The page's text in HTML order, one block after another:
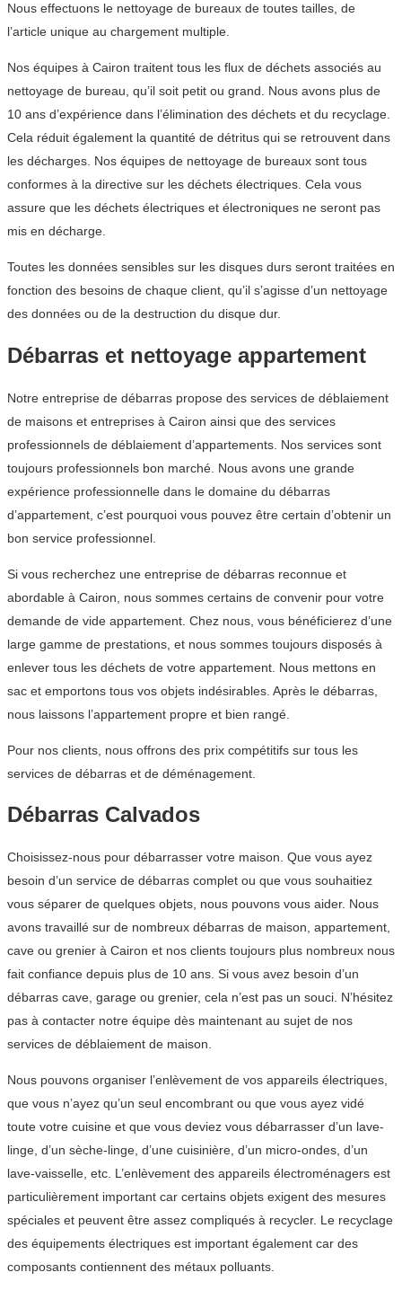
Nous effectuons le nettoyage de bureaux de toutes tailles, de
l’article unique au chargement multiple.
Nos équipes à Cairon traitent tous les flux de déchets associés au
nettoyage de bureau, qu’il soit petit ou grand. Nous avons plus de
10 ans d’expérience dans l’élimination des déchets et du recyclage.
Cela réduit également la quantité de détritus qui se retrouvent dans
les décharges. Nos équipes de nettoyage de bureaux sont tous
conformes à la directive sur les déchets électriques. Cela vous
assure que les déchets électriques et électroniques ne seront pas
mis en décharge.
Toutes les données sensibles sur les disques durs seront traitées en
fonction des besoins de chaque client, qu’il s’agisse d’un nettoyage
des données ou de la destruction du disque dur.
Débarras et nettoyage appartement
Notre entreprise de débarras propose des services de déblaiement
de maisons et entreprises à Cairon ainsi que des services
professionnels de déblaiement d’appartements. Nos services sont
toujours professionnels bon marché. Nous avons une grande
expérience professionnelle dans le domaine du débarras
d’appartement, c’est pourquoi vous pouvez être certain d’obtenir un
bon service professionnel.
Si vous recherchez une entreprise de débarras reconnue et
abordable à Cairon, nous sommes certains de convenir pour votre
demande de vide appartement. Chez nous, vous bénéficierez d’une
large gamme de prestations, et nous sommes toujours disposés à
enlever tous les déchets de votre appartement. Nous mettons en
sac et emportons tous vos objets indésirables. Après le débarras,
nous laissons l’appartement propre et bien rangé.
Pour nos clients, nous offrons des prix compétitifs sur tous les
services de débarras et de déménagement.
Débarras Calvados
Choisissez-nous pour débarrasser votre maison. Que vous ayez
besoin d’un service de débarras complet ou que vous souhaitiez
vous séparer de quelques objets, nous pouvons vous aider. Nous
avons travaillé sur de nombreux débarras de maison, appartement,
cave ou grenier à Cairon et nos clients toujours plus nombreux nous
fait confiance depuis plus de 10 ans. Si vous avez besoin d’un
débarras cave, garage ou grenier, cela n’est pas un souci. N’hésitez
pas à contacter notre équipe dès maintenant au sujet de nos
services de déblaiement de maison.
Nous pouvons organiser l’enlèvement de vos appareils électriques,
que vous n’ayez qu’un seul encombrant ou que vous ayez vidé
toute votre cuisine et que vous deviez vous débarrasser d’un lave-
linge, d’un sèche-linge, d’une cuisinière, d’un micro-ondes, d’un
lave-vaisselle, etc. L’enlèvement des appareils électroménagers est
particulièrement important car certains objets exigent des mesures
spéciales et peuvent être assez compliqués à recycler. Le recyclage
des équipements électriques est important également car des
composants contiennent des métaux polluants.